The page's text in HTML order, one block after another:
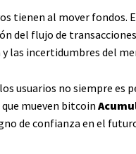
tienen al mover fondos.
del flujo de
las incertidumbres del
usuarios no siempre es
mueven bitcoin
de confianza en el